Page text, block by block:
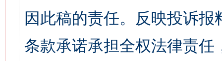
因此稿的责任。反映投诉
条款承诺承担全权法律责